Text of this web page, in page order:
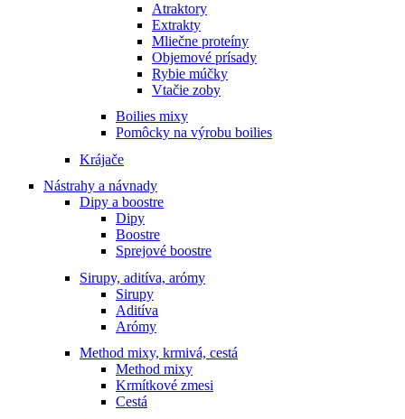
Atraktory
Extrakty
Mliečne proteíny
Objemové prísady
Rybie múčky
Vtačie zoby
Boilies mixy
Pomôcky na výrobu boilies
Krájače
Nástrahy a návnady
Dipy a boostre
Dipy
Boostre
Sprejové boostre
Sirupy, aditíva, arómy
Sirupy
Aditíva
Arómy
Method mixy, krmivá, cestá
Method mixy
Krmítkové zmesi
Cestá